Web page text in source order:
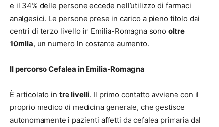
e il 34% delle persone eccede nell’utilizzo di farmaci
analgesici. Le persone prese in carico a pieno titolo dai
centri di terzo livello in Emilia-Romagna sono oltre
10mila, un numero in costante aumento.
Il percorso Cefalea in Emilia-Romagna
È articolato in tre livelli. Il primo contatto avviene con il
proprio medico di medicina generale, che gestisce
autonomamente i pazienti affetti da cefalea primaria dal